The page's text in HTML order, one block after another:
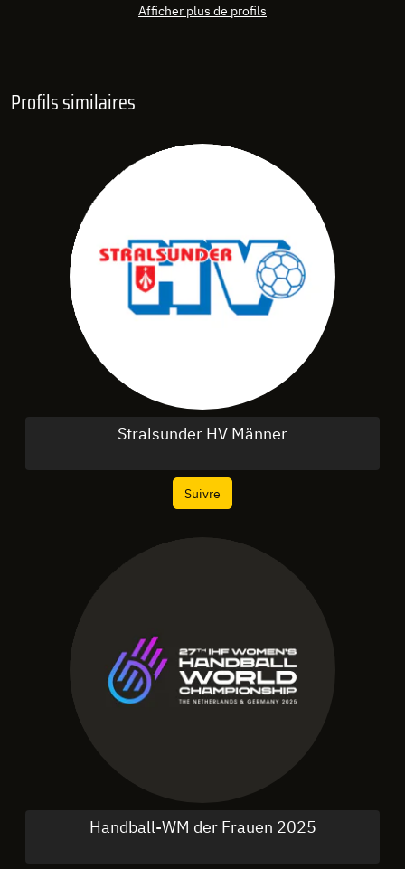
Afficher plus de profils
Profils similaires
Stralsunder HV Männer
Suivre
Handball-WM der Frauen 2025